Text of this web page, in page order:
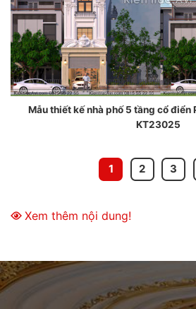
Mẫu thiết kế nhà phố 5 tầng cổ điển
KT23025
1 2 3
Xem thêm nội dung!